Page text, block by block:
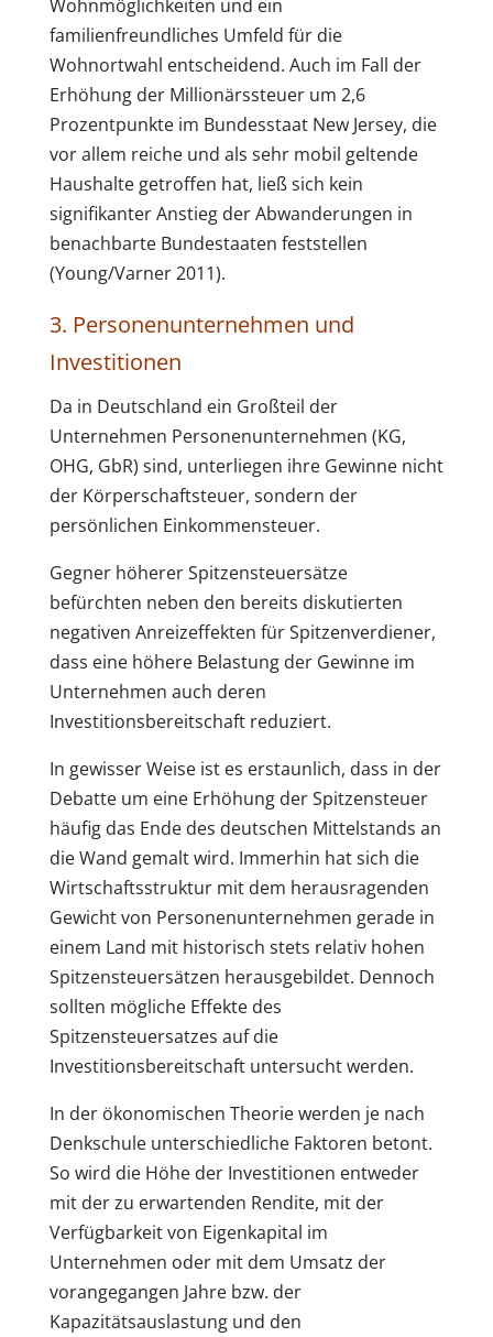
Wohnmöglichkeiten und ein
familienfreundliches Umfeld für die
Wohnortwahl entscheidend. Auch im Fall der
Erhöhung der Millionärssteuer um 2,6
Prozentpunkte im Bundesstaat New Jersey, die
vor allem reiche und als sehr mobil geltende
Haushalte getroffen hat, ließ sich kein
signifikanter Anstieg der Abwanderungen in
benachbarte Bundestaaten feststellen
(Young/Varner 2011).
3. Personenunternehmen und
Investitionen
Da in Deutschland ein Großteil der
Unternehmen Personenunternehmen (KG,
OHG, GbR) sind, unterliegen ihre Gewinne nicht
der Körperschaftsteuer, sondern der
persönlichen Einkommensteuer.
Gegner höherer Spitzensteuersätze
befürchten neben den bereits diskutierten
negativen Anreizeffekten für Spitzenverdiener,
dass eine höhere Belastung der Gewinne im
Unternehmen auch deren
Investitionsbereitschaft reduziert.
In gewisser Weise ist es erstaunlich, dass in der
Debatte um eine Erhöhung der Spitzensteuer
häufig das Ende des deutschen Mittelstands an
die Wand gemalt wird. Immerhin hat sich die
Wirtschaftsstruktur mit dem herausragenden
Gewicht von Personenunternehmen gerade in
einem Land mit historisch stets relativ hohen
Spitzensteuersätzen herausgebildet. Dennoch
sollten mögliche Effekte des
Spitzensteuersatzes auf die
Investitionsbereitschaft untersucht werden.
In der ökonomischen Theorie werden je nach
Denkschule unterschiedliche Faktoren betont.
So wird die Höhe der Investitionen entweder
mit der zu erwartenden Rendite, mit der
Verfügbarkeit von Eigenkapital im
Unternehmen oder mit dem Umsatz der
vorangegangen Jahre bzw. der
Kapazitätsauslastung und den